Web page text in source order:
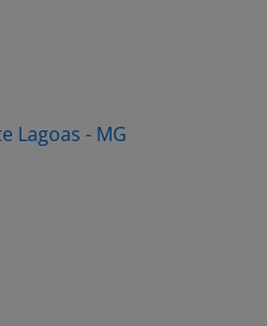
Lagoas - MG